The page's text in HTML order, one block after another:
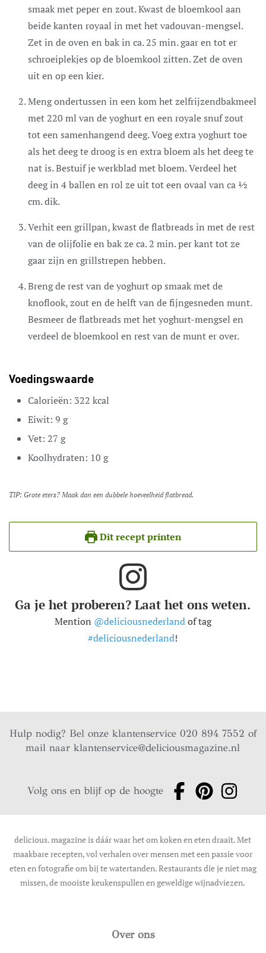
smaak met peper en zout. Kwast de bloemkool aan
beide kanten royaal in met het vadouvan-mengsel.
Zet in de oven en bak in ca. 25 min. gaar en tot er
schroeiplekjes op de bloemkool zitten. Zet de oven
uit en op een kier.
Meng ondertussen in een kom het zelfrijzendbakmeel
met 220 ml van de yoghurt en een royale snuf zout
tot een samenhangend deeg. Voeg extra yoghurt toe
als het deeg te droog is en extra bloem als het deeg te
nat is. Bestuif je werkblad met bloem. Verdeel het
deeg in 4 ballen en rol ze uit tot een ovaal van ca ½
cm. dik.
Verhit een grillpan, kwast de flatbreads in met de rest
van de olijfolie en bak ze ca. 2 min. per kant tot ze
gaar zijn en grillstrepen hebben.
Breng de rest van de yoghurt op smaak met de
knoflook, zout en de helft van de fijngesneden munt.
Besmeer de flatbreads met het yoghurt-mengsel en
verdeel de bloemkool en rest van de munt er over.
Voedingswaarde
Calorieën: 322 kcal
Eiwit: 9 g
Vet: 27 g
Koolhydraten: 10 g
TIP: Grote eters? Maak dan een dubbele hoeveelheid flatbread.
Dit recept printen
Ga je het proberen? Laat het ons weten.
Mention @deliciousnederlandof tag
#deliciousnederland!
Hulp nodig? Bel onze klantenservice 020 894 7552 of
mail naarklantenservice@deliciousmagazine.nl
Volg ons en blijf op de hoogte
delicious. magazine is dáár waar het om koken en eten draait. Met
maakbare recepten, vol verhalen over mensen met een passie voor
eten en fotografie om bij te watertanden. Restaurants die je niet mag
missen, de mooiste keukenspullen en geweldige wijnadviezen.
Over ons